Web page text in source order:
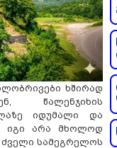
ხშირად
წალენჯიხის
იდუმალი და
იგი არა მხოლოდ
სამეგრელოს